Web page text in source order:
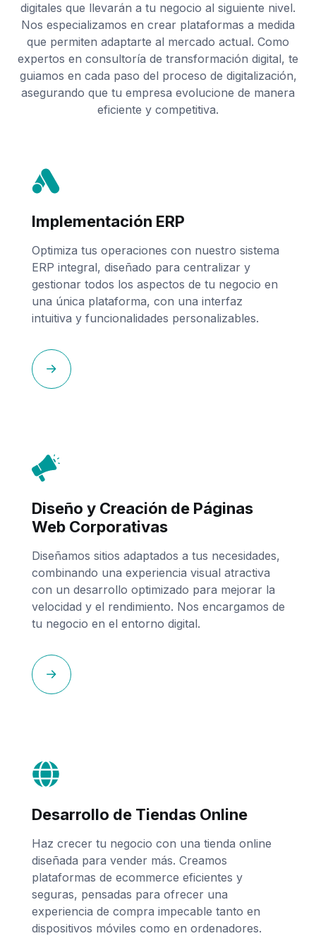
digitales que llevarán a tu negocio al siguiente nivel.
Nos especializamos en crear plataformas a medida
que permiten adaptarte al mercado actual. Como
expertos en consultoría de transformación digital, te
guiamos en cada paso del proceso de digitalización,
asegurando que tu empresa evolucione de manera
eficiente y competitiva.
Implementación ERP
Optimiza tus operaciones con nuestro sistema
ERP integral, diseñado para centralizar y
gestionar todos los aspectos de tu negocio en
una única plataforma, con una interfaz
intuitiva y funcionalidades personalizables.
Diseño y Creación de Páginas
Web Corporativas
Diseñamos sitios adaptados a tus necesidades,
combinando una experiencia visual atractiva
con un desarrollo optimizado para mejorar la
velocidad y el rendimiento. Nos encargamos de
tu negocio en el entorno digital.
Desarrollo de Tiendas Online
Haz crecer tu negocio con una tienda online
diseñada para vender más. Creamos
plataformas de ecommerce eficientes y
seguras, pensadas para ofrecer una
experiencia de compra impecable tanto en
dispositivos móviles como en ordenadores.